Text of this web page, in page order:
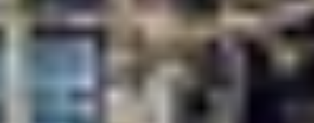
Champagne Taittinger
Champagne Veuve Clicquot
Achillée
Emile Beyer